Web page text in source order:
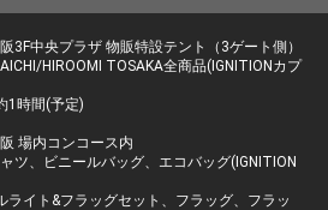
3F中央プラザ 物販特設テント（3ゲート側）
HIROOMI TOSAKA全商品(IGNITIONカプ
1時間(予定)
場内コンコース内
ツ、ビニールバッグ、エコバッグ(IGNITION
ライト&フラッグセット、フラッグ、フラッ